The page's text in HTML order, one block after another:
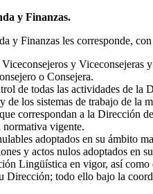
y Finanzas.
y Finanzas les corresponde,
y Viceconsejeras
o Consejera.
de todas las actividades de la
los sistemas de trabajo de la
correspondan a la Dirección
normativa vigente.
adoptados en su ámbito
y actos nulos adoptados en
Lingüística en vigor, así
Dirección; todo ello bajo la